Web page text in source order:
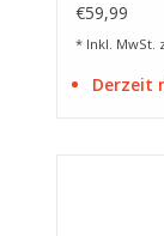
€59,99
* Inkl. MwSt.
Derzeit